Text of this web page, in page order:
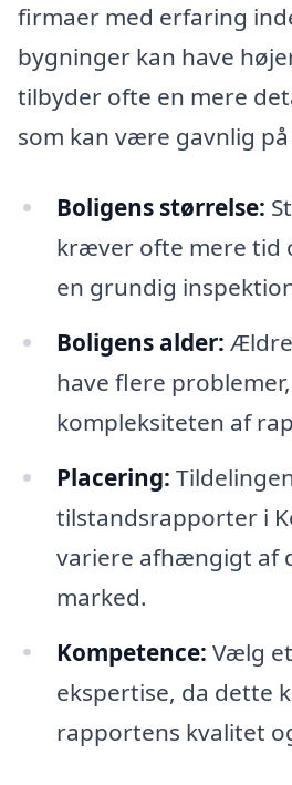
firmaer med erfaring
bygninger kan have
tilbyder ofte en mere
som kan være gavnlig
Boligens størrelse:
kræver ofte mere tid
en grundig
Boligens alder:
have flere
kompleksiteten af
Placering:
tilstandsrapporter i
variere afhængigt af
marked.
Kompetence: Vælg
ekspertise, da dette
rapportens kvalitet